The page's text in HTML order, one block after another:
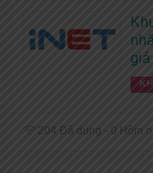
giá
204 Đã dùng - 0 Hôm